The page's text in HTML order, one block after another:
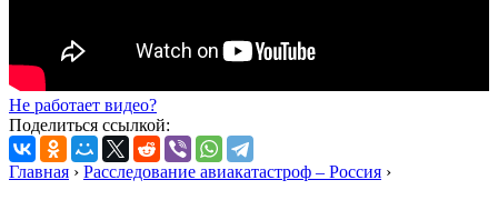
Не работает видео?
Поделиться ссылкой:
Главная › Расследование авиакатастроф – Россия ›